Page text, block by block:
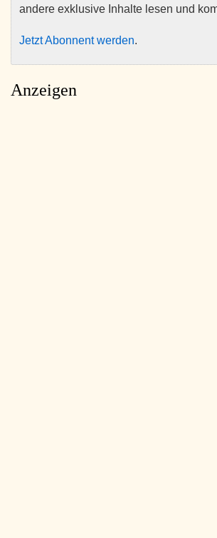
andere exklusive Inhalte lesen und
Jetzt Abonnent werden.
Anzeigen